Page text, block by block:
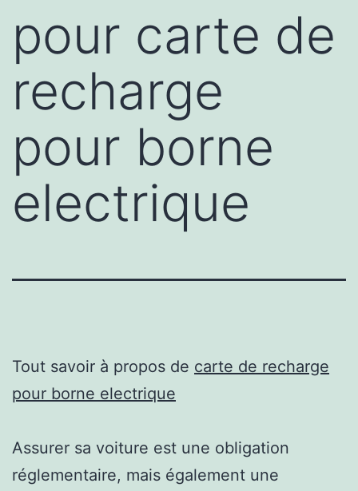
pour carte de
recharge
pour borne
electrique
Tout savoir à propos de carte de recharge
pour borne electrique
Assurer sa voiture est une obligation
réglementaire, mais également une